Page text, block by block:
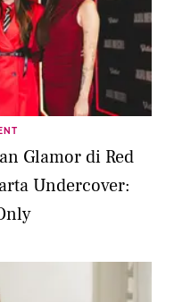
Glamor di Red
Undercover: